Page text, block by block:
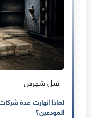
قبل شهرين
لماذا انهارت عدة
المودعين؟